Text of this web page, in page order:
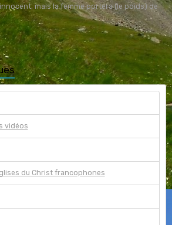
mais la femme portera (le poids) de
vidéos
du Christ francophones